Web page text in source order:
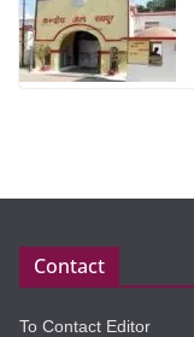
Contact
To Contact Editor